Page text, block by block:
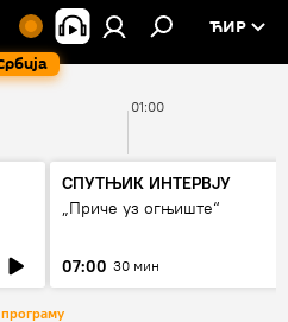
ЋИР
01:00
СПУТЊИК ИНТЕРВЈУ
„Приче уз огњиште“
07:00 30 мин